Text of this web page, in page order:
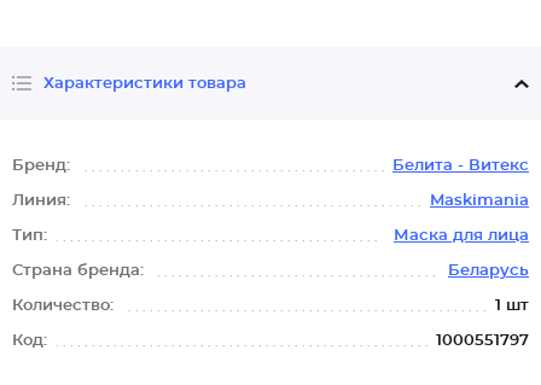
Характеристики товара
Бренд: Белита - Витекс
Линия: Maskimania
Тип: Маска для лица
Страна бренда: Беларусь
Количество: 1 шт
Код: 1000551797